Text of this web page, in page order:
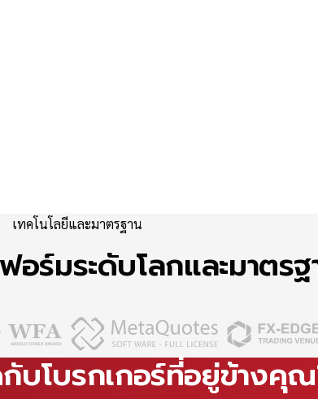
เทคโนโลยีและมาตรฐาน
ร์มระดับโลกและมาตรฐ
บโบรกเกอร์ที่อยู่ข้างคุ